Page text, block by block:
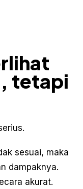
tetapi
sesuai, maka
dampaknya.
akurat.